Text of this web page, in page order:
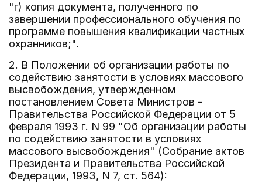
"г) копия документа, полученного по
завершении профессионального обучения по
программе повышения квалификации частных
охранников;".
2. В Положении об организации работы по
содействию занятости в условиях массового
высвобождения, утвержденном
постановлением Совета Министров -
Правительства Российской Федерации от 5
февраля 1993 г. N 99 "Об организации работы
по содействию занятости в условиях
массового высвобождения" (Собрание актов
Президента и Правительства Российской
Федерации, 1993, N 7, ст. 564):